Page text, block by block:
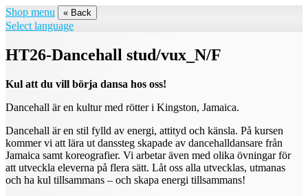
Shop menu « Back
Select language
HT26-Dancehall stud/vux_N/F
Kul att du vill börja dansa hos oss!
Dancehall är en kultur med rötter i Kingston, Jamaica.
Dancehall är en stil fylld av energi, attityd och känsla. På kursen
kommer vi att lära ut danssteg skapade av dancehalldansare från
Jamaica samt koreografier. Vi arbetar även med olika övningar för
att utveckla eleverna på flera sätt. Låt oss alla utvecklas, utmanas
och ha kul tillsammans – och skapa energi tillsammans!